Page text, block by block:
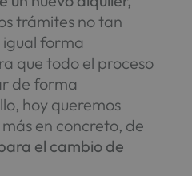
trámites no tan
igual forma
que todo el proceso
de forma
hoy queremos
en concreto, de
el cambio de